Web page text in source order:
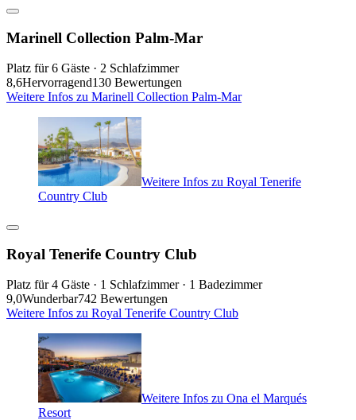
Marinell Collection Palm-Mar
Platz für 6 Gäste · 2 Schlafzimmer
8,6Hervorragend130 Bewertungen
Weitere Infos zu Marinell Collection Palm-Mar
Weitere Infos zu Royal Tenerife
Country Club
Royal Tenerife Country Club
Platz für 4 Gäste · 1 Schlafzimmer · 1 Badezimmer
9,0Wunderbar742 Bewertungen
Weitere Infos zu Royal Tenerife Country Club
Weitere Infos zu Ona el Marqués
Resort